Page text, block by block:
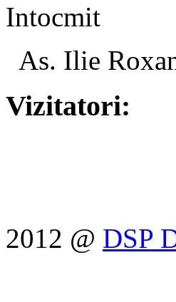
Intocmit
As. Ilie
Vizitatori:
2012 @ DSP